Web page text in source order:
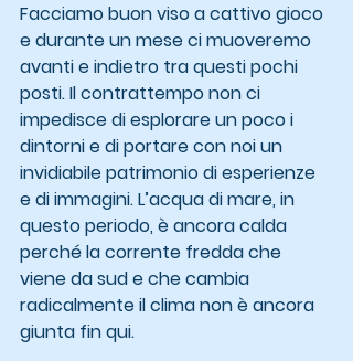
Facciamo buon viso a cattivo gioco
e durante un mese ci muoveremo
avanti e indietro tra questi pochi
posti. Il contrattempo non ci
impedisce di esplorare un poco i
dintorni e di portare con noi un
invidiabile patrimonio di esperienze
e di immagini. L’acqua di mare, in
questo periodo, è ancora calda
perché la corrente fredda che
viene da sud e che cambia
radicalmente il clima non è ancora
giunta fin qui.